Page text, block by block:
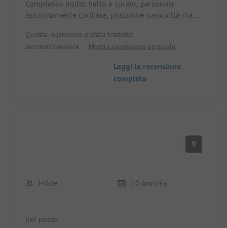
Complesso molto bello e curato, personale
assolutamente cordiale, posizione tranquilla ma
Questa recensione è stata tradotta
automaticamente.
Mostra recensione originale
Leggi la recensione
completa
9
Hilde 10 Anni Fa
bel posto